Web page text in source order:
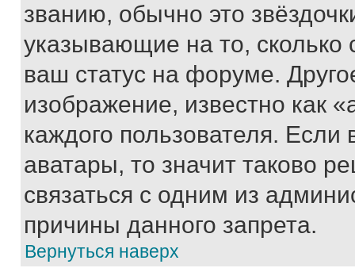
званию, обычно это
указывающие на то,
ваш статус на форуме.
изображение, известно как
каждого пользователя.
аватары, то значит таково
связаться с одним из
причины данного запрета.
Вернуться наверх